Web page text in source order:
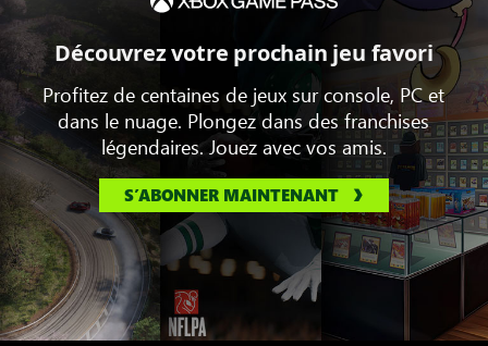
Découvrez votre prochain jeu favori
Profitez de centaines de jeux sur console, PC et
dans le nuage. Plongez dans des franchises
légendaires. Jouez avec vos amis.
S’ABONNER MAINTENANT